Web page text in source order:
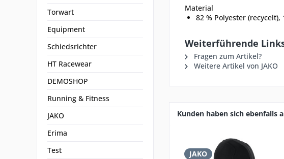
Torwart
Equipment
Schiedsrichter
HT Racewear
DEMOSHOP
Running & Fitness
JAKO
Erima
Test
Material
82 % Polyester (recycelt),
Weiterführende
Fragen zum Artikel?
Weitere Artikel von JAKO
Kunden haben sich ebenfalls
JAKO